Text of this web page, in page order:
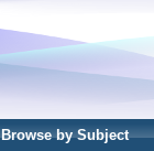
Browse by Subject